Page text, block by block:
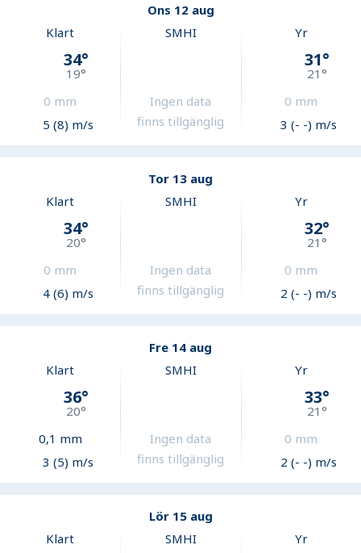
Ons 12 aug
Klart
34°
19°
0 mm
5 (8) m/s
SMHI
Ingen data
finns tillgänglig
Yr
31°
21°
0 mm
3 (- -) m/s
Tor 13 aug
Klart
34°
20°
0 mm
4 (6) m/s
SMHI
Ingen data
finns tillgänglig
Yr
32°
21°
0 mm
2 (- -) m/s
Fre 14 aug
Klart
36°
20°
0,1 mm
3 (5) m/s
SMHI
Ingen data
finns tillgänglig
Yr
33°
21°
0 mm
2 (- -) m/s
Lör 15 aug
Klart
SMHI Yr